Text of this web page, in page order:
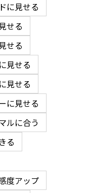
に見せる
せる
せる
見せる
見せる
に見せる
ルに合う
る
度アップ